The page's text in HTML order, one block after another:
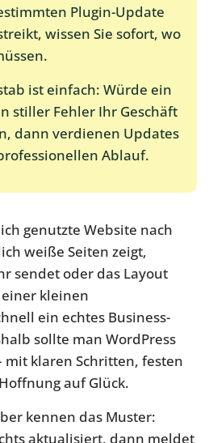
Plugin-Update
wissen Sie sofort, wo
ist einfach: Würde ein
stiller Fehler Ihr Geschäft
dann verdienen Updates
Ablauf.
genutzte Website nach
weiße Seiten zeigt,
sendet oder das Layout
kleinen
ein echtes Business-
sollte man WordPress
mit klaren Schritten, festen
auf Glück.
kennen das Muster:
aktualisiert, dann meldet